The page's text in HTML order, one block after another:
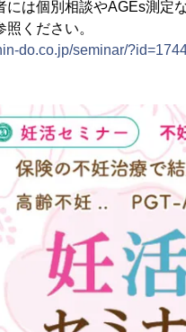
には個別相談やAGEs測定
ください。
do.co.jp/seminar/